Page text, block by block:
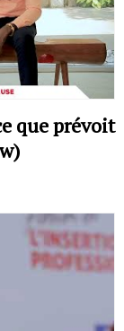
que prévoit